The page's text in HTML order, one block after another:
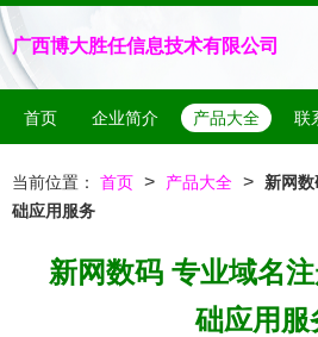
广西博大胜任信息技术有限公司
首页 企业简介 产品大全 联
当前位置： 首页 > 产品大全 >
新网
础应用服务
新网数码 专业域名
础应用服